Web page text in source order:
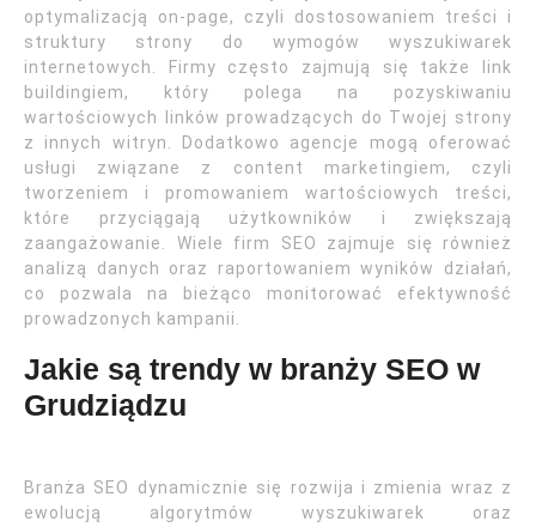
optymalizacją on-page, czyli dostosowaniem treści i
struktury strony do wymogów wyszukiwarek
internetowych. Firmy często zajmują się także link
buildingiem, który polega na pozyskiwaniu
wartościowych linków prowadzących do Twojej strony
z innych witryn. Dodatkowo agencje mogą oferować
usługi związane z content marketingiem, czyli
tworzeniem i promowaniem wartościowych treści,
które przyciągają użytkowników i zwiększają
zaangażowanie. Wiele firm SEO zajmuje się również
analizą danych oraz raportowaniem wyników działań,
co pozwala na bieżąco monitorować efektywność
prowadzonych kampanii.
Jakie są trendy w branży SEO w
Grudziądzu
Branża SEO dynamicznie się rozwija i zmienia wraz z
ewolucją algorytmów wyszukiwarek oraz